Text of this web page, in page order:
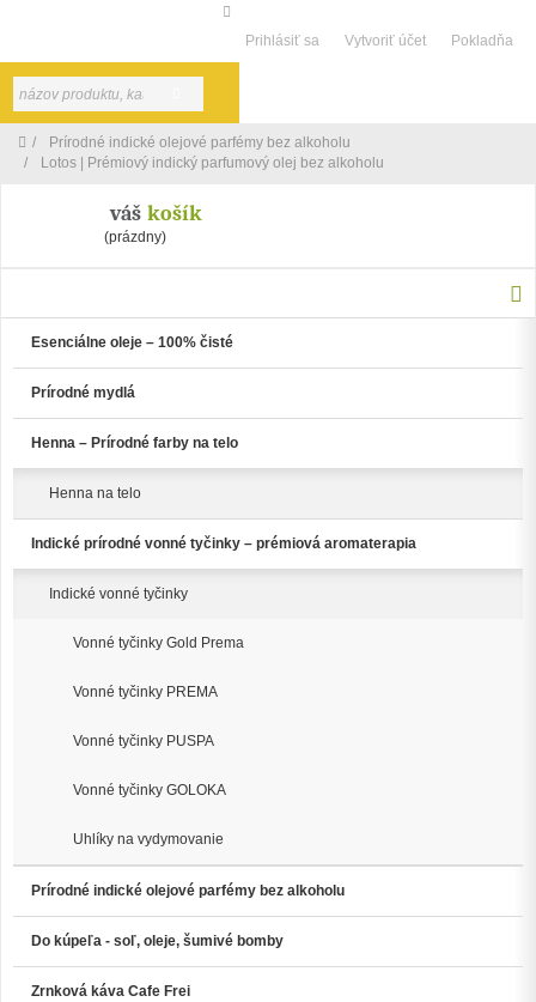
Prihlásiť sa Vytvoriť účet Pokladňa
Prírodné indické olejové parfémy bez alkoholu
Lotos | Prémiový indický parfumový olej bez alkoholu
váš košík
(prázdny)
Esenciálne oleje – 100% čisté
Prírodné mydlá
Henna – Prírodné farby na telo
Henna na telo
Indické prírodné vonné tyčinky – prémiová aromaterapia
Indické vonné tyčinky
Vonné tyčinky Gold Prema
Vonné tyčinky PREMA
Vonné tyčinky PUSPA
Vonné tyčinky GOLOKA
Uhlíky na vydymovanie
Prírodné indické olejové parfémy bez alkoholu
Do kúpeľa - soľ, oleje, šumivé bomby
Zrnková káva Cafe Frei